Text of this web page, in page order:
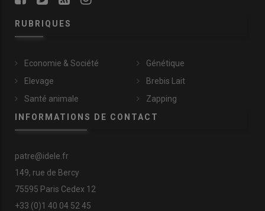
RUBRIQUES
Economie & Société
Elevage
Santé animale
Génétique
Brebis Lait
Zapping
INFORMATIONS DE CONTACT
patre@idele.fr
149, rue de Bercy
75595 Paris Cedex 12
+33 (0)1 40 04 52 45